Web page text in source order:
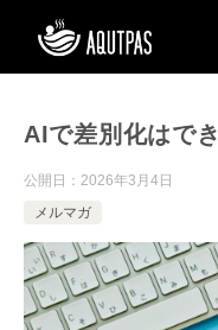
AIで差別化はで
公開日： 2026年3月4日
メルマガ